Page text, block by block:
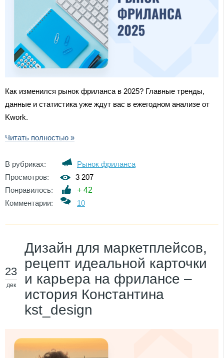
Как изменился рынок фриланса в 2025? Главные тренды,
данные и статистика уже ждут вас в ежегодном анализе от
Kwork.
Читать полностью »
В рубриках:
Рынок фриланса
Просмотров:
3 207
Понравилось:
+ 42
Комментарии:
10
23
дек
Дизайн для маркетплейсов,
рецепт идеальной карточки
и карьера на фрилансе –
история Константина
kst_design